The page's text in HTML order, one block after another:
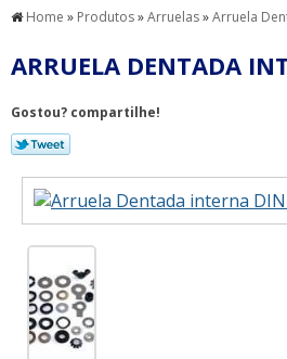
Home » Produtos»Arruelas»Arruela
ARRUELA DENTADA
Gostou? compartilhe!